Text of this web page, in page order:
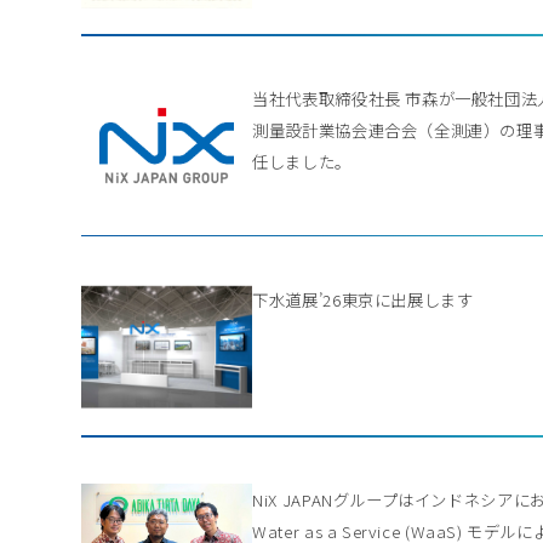
当社代表取締役社長 市森が一般社団法
測量設計業協会連合会（全測連）の理
任しました。
下水道展’26東京に出展します
NiX JAPANグループはインドネシアに
Water as a Service (WaaS) モデルに